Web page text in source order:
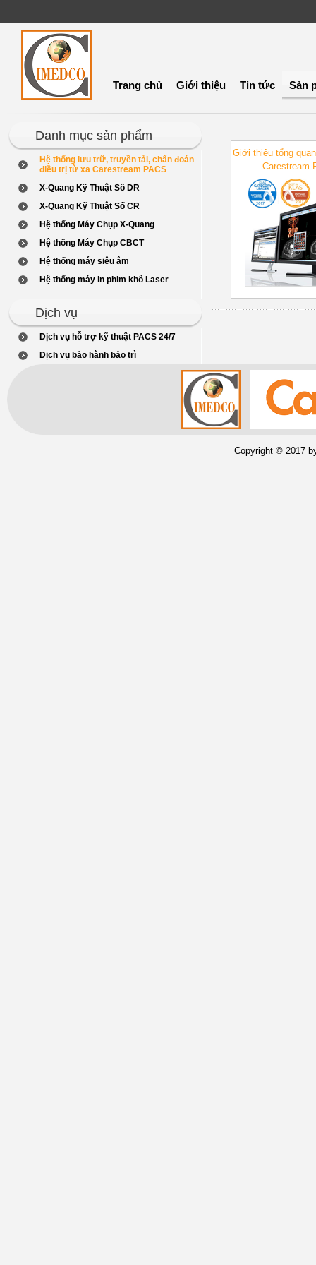
Trang chủ Giới thiệu Tin tức Sản
Giới thiệu tổng
Carestream
Danh mục sản phẩm
Hệ thống lưu trữ, truyền tải, chẩn đoán
điều trị từ xa Carestream PACS
X-Quang Kỹ Thuật Số DR
X-Quang Kỹ Thuật Số CR
Hệ thống Máy Chụp X-Quang
Hệ thống Máy Chụp CBCT
Hệ thống máy siêu âm
Hệ thống máy in phim khô Laser
Dịch vụ
Dịch vụ hỗ trợ kỹ thuật PACS 24/7
Dịch vụ bảo hành bảo trì
Copyright © 2017